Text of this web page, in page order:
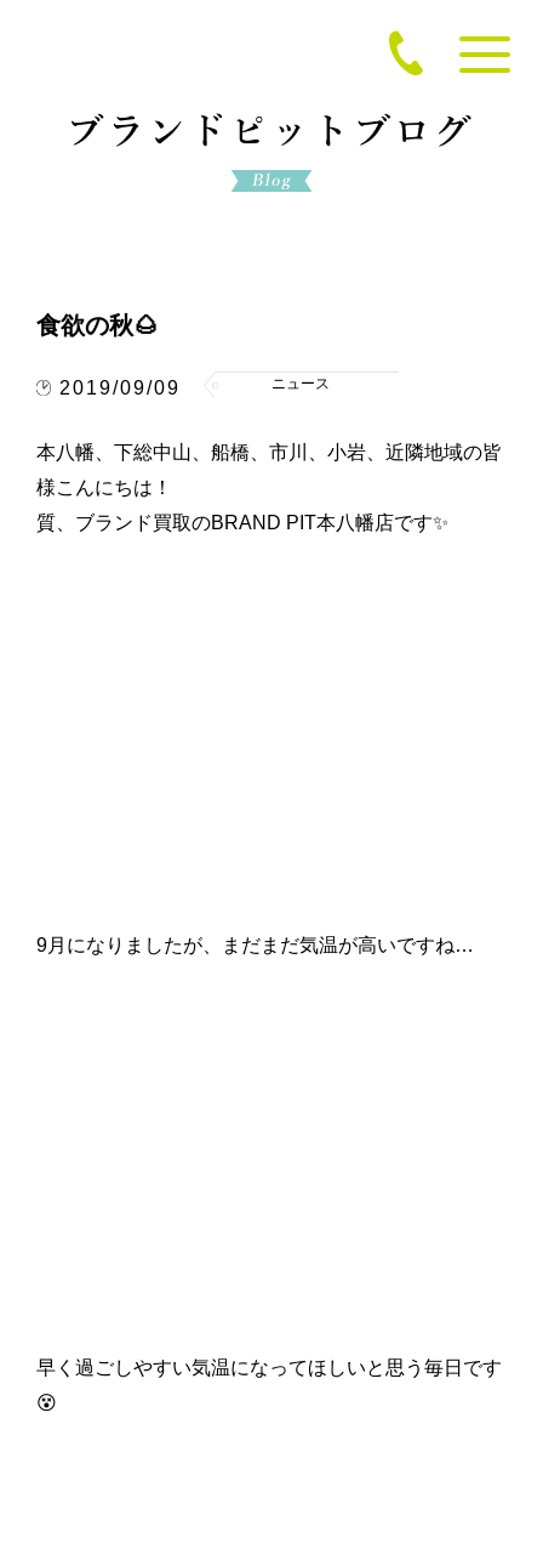
食欲の秋🌰
2019/09/09 ニュース
本八幡、下総中山、船橋、市川、小岩、近隣地域の皆
様こんにちは！
質、ブランド買取のBRAND PIT本八幡店です✨
9月になりましたが、まだまだ気温が高いですね…
早く過ごしやすい気温になってほしいと思う毎日です
😵